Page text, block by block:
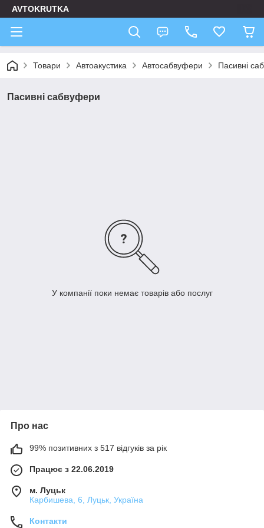
AVTOKRUTKA
Товари Автоакустика Автосабвуфери Пасивні
Пасивні сабвуфери
У компанії поки немає товарів або послуг
Про нас
99% позитивних з 517 відгуків за рік
Працює з 22.06.2019
м. Луцьк
Карбишева, 6, Луцьк, Україна
Контакти